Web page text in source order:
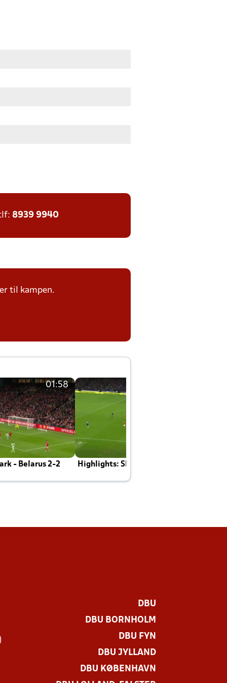
8939 9940
til kampen.
01:58
- Belarus 2-2 Highlights: Skotland - Danmark 4-2
DBU
DBU BORNHOLM
DBU FYN
DBU JYLLAND
DBU KØBENHAVN